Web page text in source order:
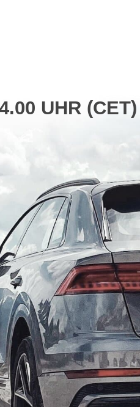
UHR (CET)